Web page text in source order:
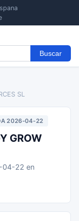
Buscar
SL
2026-04-22
GROW
04-22 en